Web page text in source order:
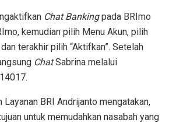
Chat Bankingpada BRImo
kemudian pilih Menu Akun, pilih
dan terakhir pilih “Aktifkan”. Setelah
ChatSabrina melalui
Layanan BRI Andrijanto mengatakan,
untuk memudahkan nasabah yang